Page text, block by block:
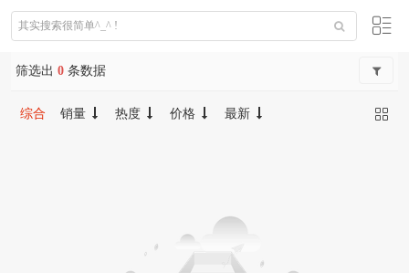
筛选出 0 条数据
综合 销量 热度 价格 最新